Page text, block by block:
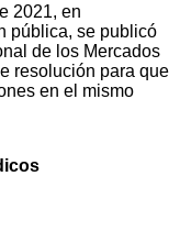
2021, en
pública, se publicó
de los Mercados
resolución para que
en el mismo